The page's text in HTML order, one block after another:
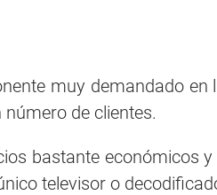
muy demandado
de clientes.
bastante económicos
televisor o